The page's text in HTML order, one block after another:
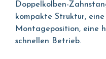
Doppelkolben-
kompakte Struktur, eine
Montageposition, eine
schnellen Betrieb.